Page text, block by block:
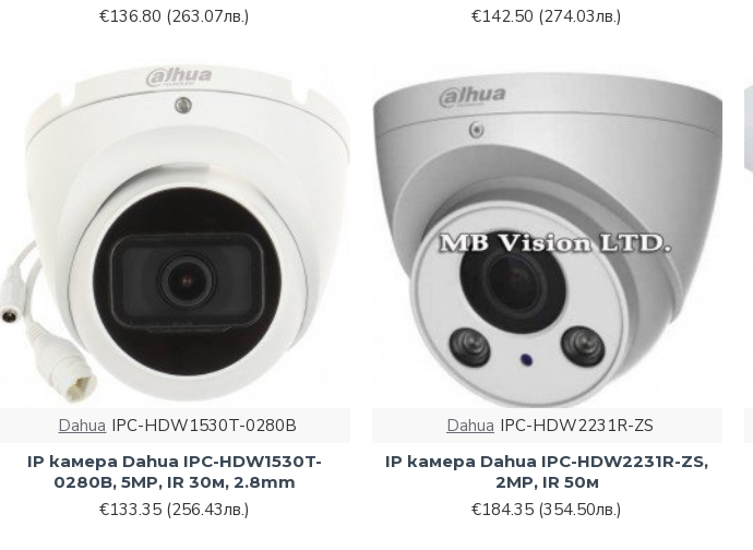
€136.80 (263.07лв.) €142.50 (274.03лв.)
Dahua IPC-HDW1530T-0280B
IP камера Dahua IPC-HDW1530T-
0280B, 5MP, IR 30м, 2.8mm
€133.35 (256.43лв.)
Dahua IPC-HDW2231R-ZS
IP камера Dahua IPC-HDW2231R-ZS,
2MP, IR 50м
€184.35 (354.50лв.)